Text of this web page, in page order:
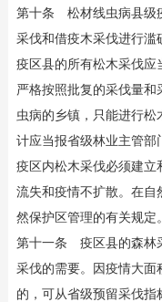
第十条 松材线虫病县级
采伐和借疫木采伐进行滥
疫区县的所有松木采伐应
严格按照批复的采伐量
虫病的乡镇，只能进行
计应当报省级林业主管部
疫区内松木采伐必须建立
流失和疫情不扩散。在自
然保护区管理的有关规定。
第十一条 疫区县的森林
采伐的需要。因疫情大面
的，可从省级预留采伐